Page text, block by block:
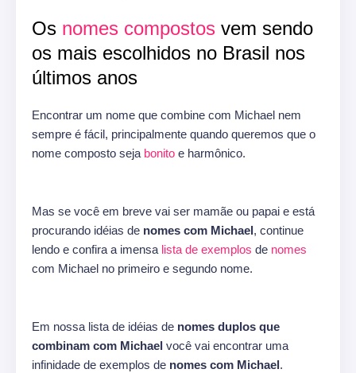
Os nomes compostos vem sendo
os mais escolhidos no Brasil nos
últimos anos
Encontrar um nome que combine com Michael nem
sempre é fácil, principalmente quando queremos que o
nome composto seja bonito e harmônico.
Mas se você em breve vai ser mamãe ou papai e está
procurando idéias de nomes com Michael, continue
lendo e confira a imensa lista de exemplos de nomes
com Michael no primeiro e segundo nome.
Em nossa lista de idéias de nomes duplos que
combinam com Michael você vai encontrar uma
infinidade de exemplos de nomes com Michael.